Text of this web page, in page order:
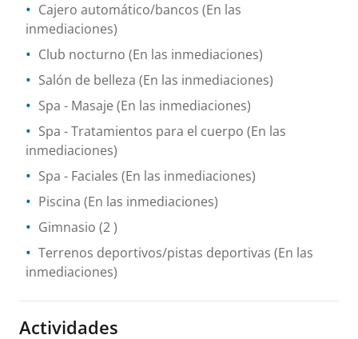
Cajero automático/bancos (En las
inmediaciones)
Club nocturno (En las inmediaciones)
Salón de belleza (En las inmediaciones)
Spa - Masaje (En las inmediaciones)
Spa - Tratamientos para el cuerpo (En las
inmediaciones)
Spa - Faciales (En las inmediaciones)
Piscina (En las inmediaciones)
Gimnasio (2 )
Terrenos deportivos/pistas deportivas (En las
inmediaciones)
Actividades